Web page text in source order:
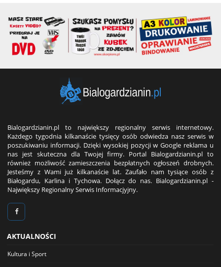
Bialogardzianin.pl to największy regionalny serwis internetowy.
Każdego tygodnia kilkanaście tysięcy osób odwiedza nasz serwis w
poszukiwaniu informacji. Dzięki wysokiej pozycji w Google reklama u
nas jest skuteczna dla Twojej firmy. Portal Bialogardzianin.pl to
również możliwość zamieszczenia bezpłatnych ogłoszeń drobnych.
Jesteśmy z Wami już kilkanaście lat. Zaufało nam tysiące osób z
Białogardu, Karlina i Tychowa. Dołącz do nas. Bialogardzianin.pl -
Największy Regionalny Serwis Informacjyjny.
AKTUALNOŚCI
Kultura i Sport